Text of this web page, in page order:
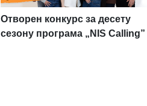
Отворен конкурс за десету
сезону програма „NIS Calling”